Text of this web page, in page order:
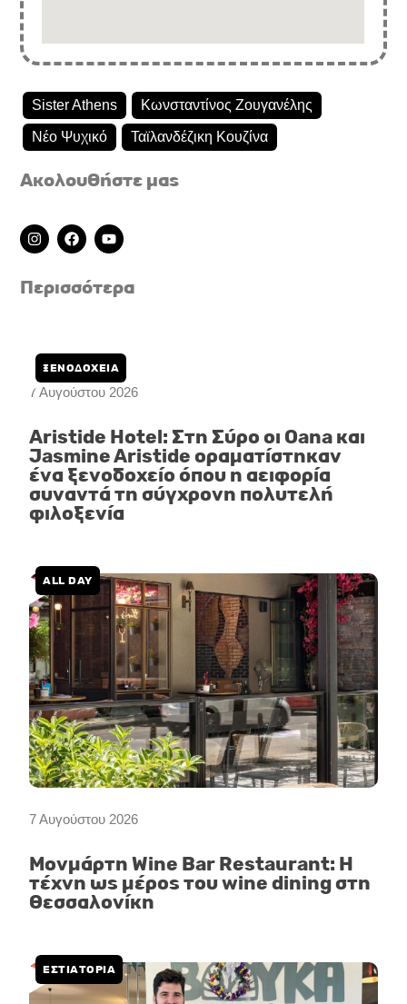
Sister Athens Κωνσταντίνος Ζουγανέλης
Νέο Ψυχικό Ταϊλανδέζικη Κουζίνα
Ακολουθήστε μας
I
n
s
a
F
a
c
b
Y
o
u
u
b
Περισσότερα
7 Αυγούστου 2026
ΞΕΝΟΔΟΧΕΙΑ
Aristide Hotel: Στη Σύρο οι Oana και
Jasmine Aristide οραματίστηκαν
ένα ξενοδοχείο όπου η αειφορία
συναντά τη σύγχρονη πολυτελή
φιλοξενία
7 Αυγούστου 2026
ALL DAY
Μονμάρτη Wine Bar Restaurant: Η
τέχνη ως μέρος του wine dining στη
Θεσσαλονίκη
ΕΣΤΙΑΤΟΡΙΑ